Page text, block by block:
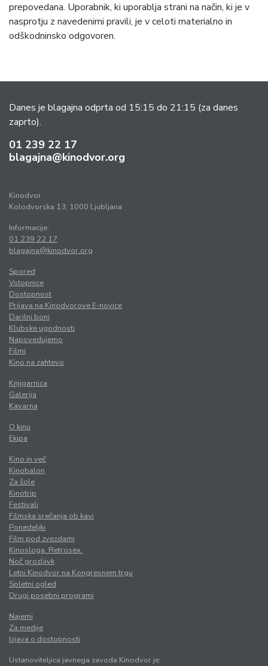
prepovedana. Uporabnik, ki uporablja strani na način, ki je v
nasprotju z navedenimi pravili, je v celoti materialno in
odškodninsko odgovoren.
Danes je blagajna odprta od 15:15 do 21:15 (za danes
zaprto).
01 239 22 17
blagajna@kinodvor.org
Kinodvor
Kolodvorska 13, 1000 Ljubljana
Informacije:
01 239 22 17
blagajna@kinodvor.org
Spored
Vstopnice
Dostopnost
Prijava na Kinodvorove E-novice
Darilni boni
Klubske ugodnosti
Napovedujemo
Filmi
Kino na zahtevo
Knjigarnica
Galerija
Kavarna
O kinu
Ekipa
Kino in več
Kinobalon
Za šole
Kinotrip
Festivali
Filmska srečanja ob kavi
Ponedeljki
Film pod zvezdami
Kinosloga. Retrosex.
Noč grozljivk
Letni Kinodvor na Kongresnem trgu
Spletni ogled
Drugi posebni programi
Najemi
Za medije
Izjava o dostopnosti
Ustanoviteljica javnega zavoda Kinodvor je: